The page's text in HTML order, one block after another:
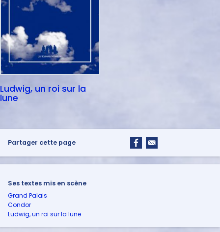
Ludwig, un roi sur la
lune
Partager cette page
Ses textes mis en scène
Grand Palais
Condor
Ludwig, un roi sur la lune